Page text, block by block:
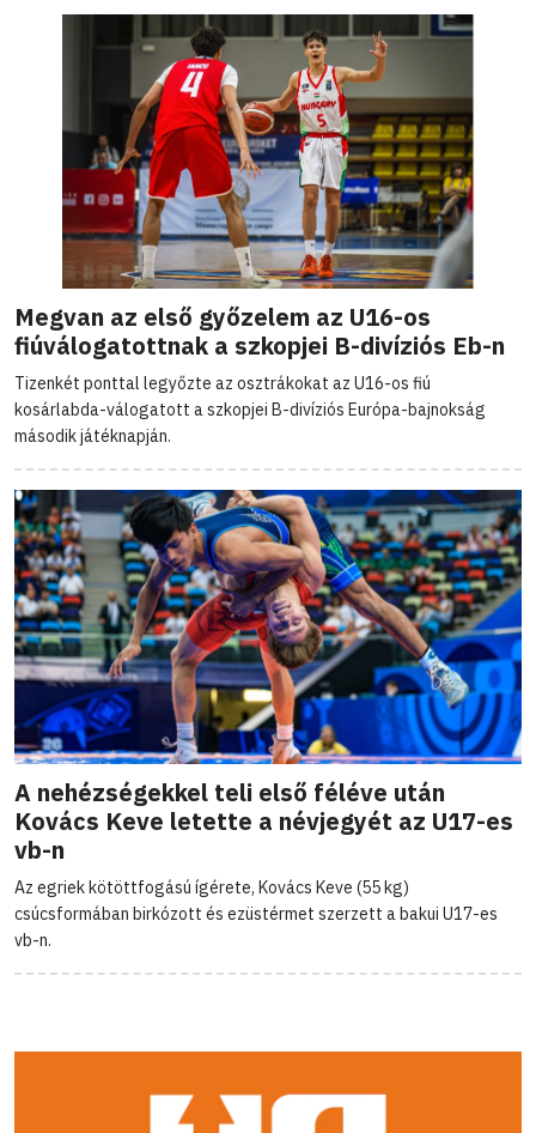
Megvan az első győzelem az U16-os
fiúválogatottnak a szkopjei B-divíziós Eb-n
Tizenkét ponttal legyőzte az osztrákokat az U16-os fiú
kosárlabda-válogatott a szkopjei B-divíziós Európa-bajnokság
második játéknapján.
A nehézségekkel teli első féléve után
Kovács Keve letette a névjegyét az U17-es
vb-n
Az egriek kötöttfogású ígérete, Kovács Keve (55 kg)
csúcsformában birkózott és ezüstérmet szerzett a bakui U17-es
vb-n.